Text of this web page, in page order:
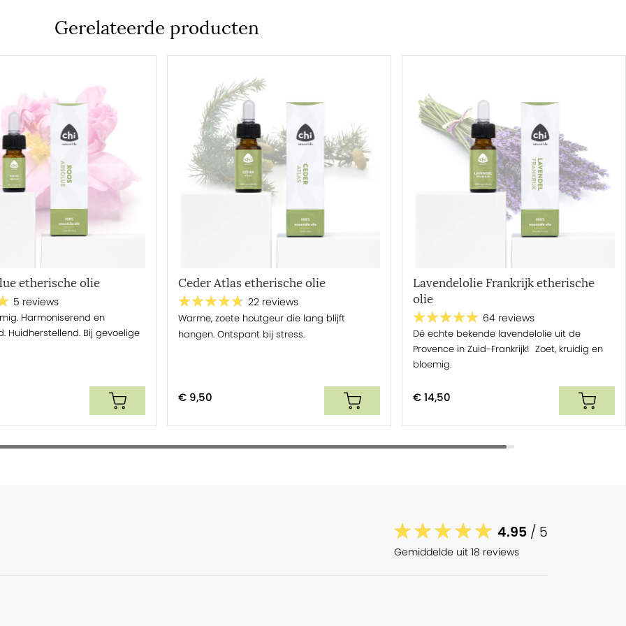
of in combinatie met lavendel.
direct in de aroma diffuser en je hebt
op je nachtkastje:
druppelen.
van de huid. Daarbij kan de
Copaiba is een goede toevoeging
oliën. Voor huidverzorging is de
olie. Dit recept is ook fijn als spierolie.
Gerelateerde producten
etherische olie
5 reviews
Harmoniserend en
Huidherstellend. Bij gevoelige
Ceder Atlas etherische olie
22 reviews
Warme, zoete houtgeur die lang blijft
hangen. Ontspant bij stress.
€ 9,50
Lavendelolie Frankrijk etherische
olie
64 reviews
Dé echte bekende lavendelolie uit de
Provence in Zuid-Frankrijk! Zoet, kruidig en
bloemig.
€ 14,50
4.95 / 5
Gemiddelde uit 18 reviews